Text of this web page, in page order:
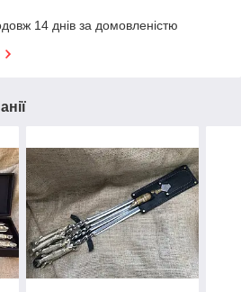
14 днів за домовленістю